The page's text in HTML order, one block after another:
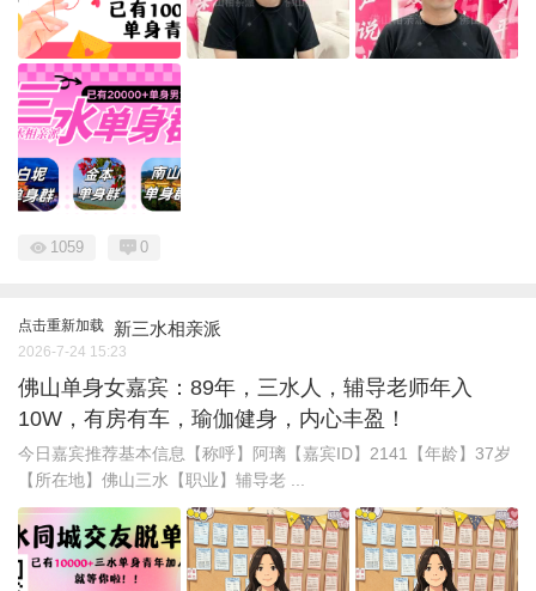
1059 0
点击重新加载 新三水相亲派
2026-7-24 15:23
佛山单身女嘉宾：89年，三水人，辅导老师年入
10W，有房有车，瑜伽健身，内心丰盈！
今日嘉宾推荐基本信息【称呼】阿璃【嘉宾ID】2141【年龄】37岁
【所在地】佛山三水【职业】辅导老 ...